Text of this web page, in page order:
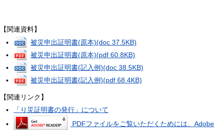
【関連資料】
被災申出証明書(原本)(doc 37.5KB)
被災申出証明書(原本)(pdf 60.8KB)
被災申出証明書(記入例)(doc 38.5KB)
被災申出証明書(記入例)(pdf 68.4KB)
【関連リンク】
「り災証明書の発行」について
PDFファイルをご覧いただくためには、Adobe